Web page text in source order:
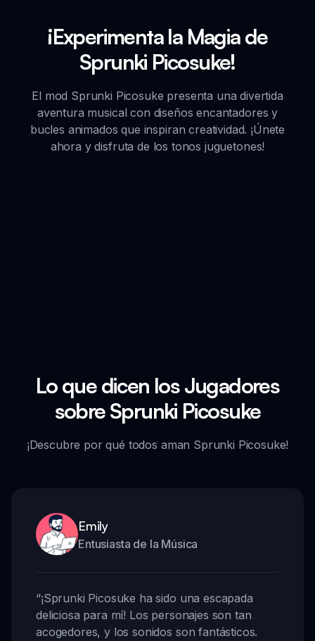
¡Experimenta la Magia de
Sprunki Picosuke!
El mod Sprunki Picosuke presenta una divertida
aventura musical con diseños encantadores y
bucles animados que inspiran creatividad. ¡Únete
ahora y disfruta de los tonos juguetones!
Lo que dicen los Jugadores
sobre Sprunki Picosuke
¡Descubre por qué todos aman Sprunki Picosuke!
Emily
Entusiasta de la Música
“¡Sprunki Picosuke ha sido una escapada
deliciosa para mí! Los personajes son tan
acogedores, y los sonidos son fantásticos.